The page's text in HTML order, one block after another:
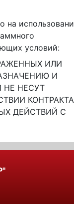
на
условий:
ИЛИ
И
НЕ НЕСУТ
ДЕЙСТВИЙ С